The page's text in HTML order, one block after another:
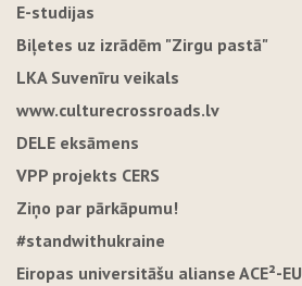
E-studijas
Biļetes uz izrādēm "Zirgu pastā"
LKA Suvenīru veikals
www.culturecrossroads.lv
DELE eksāmens
VPP projekts CERS
Ziņo par pārkāpumu!
#standwithukraine
Eiropas universitāšu alianse ACE²-EU